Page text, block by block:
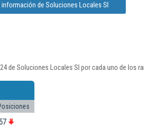
de Soluciones Locales Sl
de Soluciones Locales Sl por cada uno de los